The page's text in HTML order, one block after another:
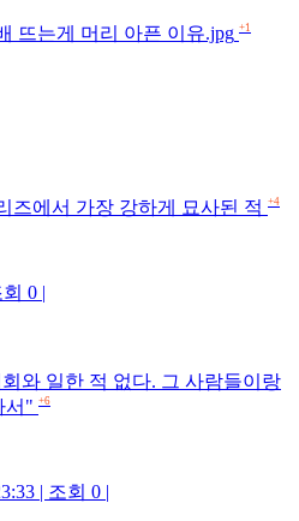
뜨는게 머리 아픈 이유.jpg +1
즈에서 가장 강하게 묘사된 적 +4
0 |
와 일한 적 없다. 그 사람들이랑
서" +6
| 조회 0 |